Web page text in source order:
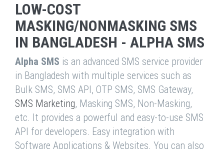
LOW-COST
MASKING/NONMASKING SMS
IN BANGLADESH - ALPHA SMS
Alpha SMS is an advanced SMS service provider
in Bangladesh with multiple services such as
Bulk SMS, SMS API, OTP SMS, SMS Gateway,
SMS Marketing, Masking SMS, Non-Masking,
etc. It provides a powerful and easy-to-use SMS
API for developers. Easy integration with
Software Applications & Websites. You can also